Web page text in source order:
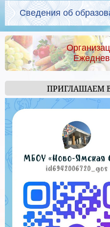
Сведения об
ПРИГЛАШАЕМ